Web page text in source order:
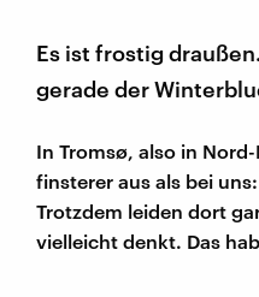
Es ist frostig
gerade der
In Tromsø, also in
finsterer aus als bei
Trotzdem leiden dort
vielleicht denkt. Das